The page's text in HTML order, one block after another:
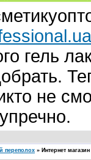
гель
не
переполох » Интернет